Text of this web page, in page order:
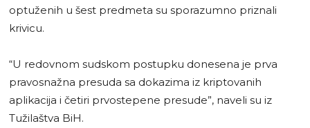
optuženih u šest predmeta su sporazumno priznali
krivicu.
“U redovnom sudskom postupku donesena je prva
pravosnažna presuda sa dokazima iz kriptovanih
aplikacija i četiri prvostepene presude”, naveli su iz
Tužilaštva BiH.